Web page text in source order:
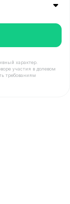
характер.
участия в долевом
требованиям